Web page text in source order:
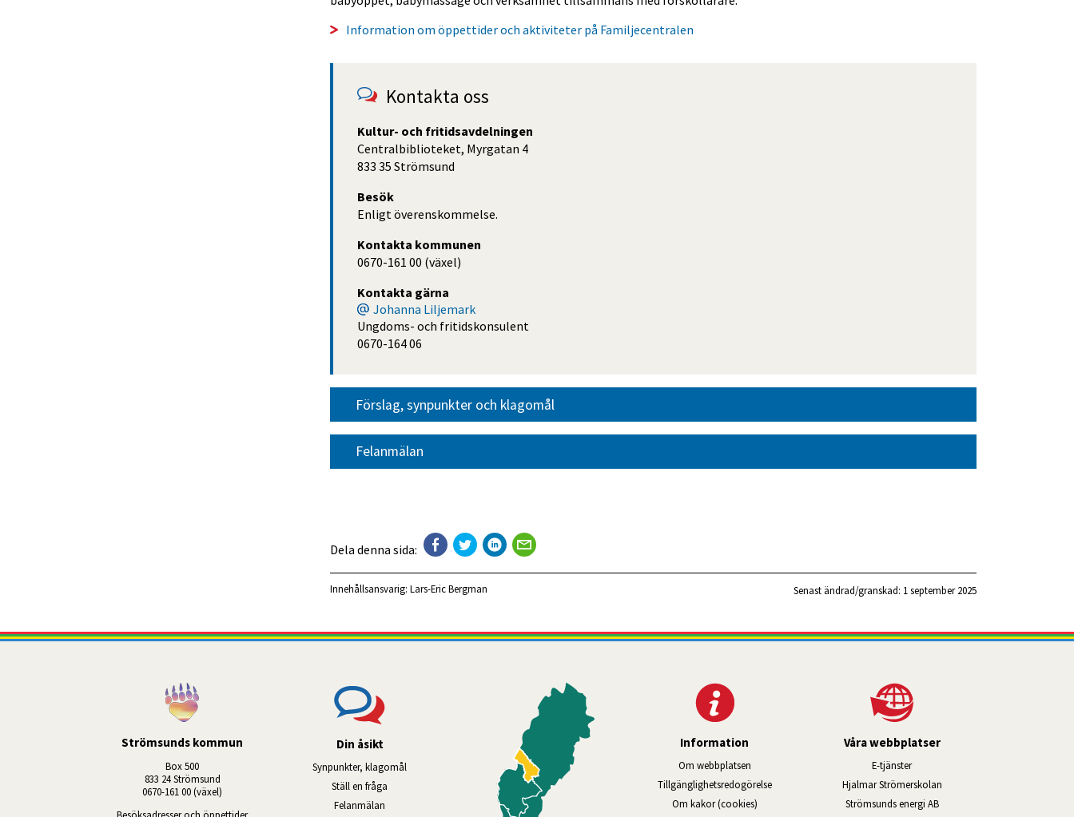
Information om öppettider och aktiviteter på Familjecentralen
Kontakta oss
Kultur- och fritidsavdelningen
Centralbiblioteket, Myrgatan 4
833 35 Strömsund
Besök
Enligt överenskommelse.
Kontakta kommunen
0670-161 00 (växel)
Kontakta gärna
Johanna Liljemark
Ungdoms- och fritidskonsulent
0670-164 06
Förslag, synpunkter och klagomål
Felanmälan
Dela denna sida:
Innehållsansvarig: Lars-Eric Bergman Senast ändrad/granskad: 1 september 2025
Strömsunds kommun
Box 500
833 24 Strömsund
0670-161 00 (växel)
Din åsikt
Synpunkter, klagomål
Ställ en fråga
Felanmälan
Information
Om webbplatsen
Tillgänglig­hets­redo­görelse
Om kakor (cookies)
Våra webbplatser
E-tjänsterLänk till annan webbplats, öppnas i
Hjalmar StrömerskolanLänk till annan webbplats,
Strömsunds energi ABLänk till annan webbplats,